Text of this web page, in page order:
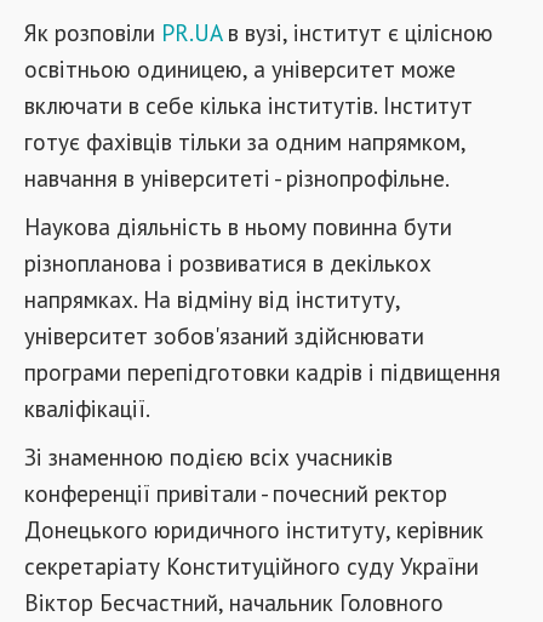
Як розповіли PR.UAв вузі, інститут є цілісною
освітньою одиницею, а університет може
включати в себе кілька інститутів. Інститут
готує фахівців тільки за одним напрямком,
навчання в університеті - різнопрофільне.
Наукова діяльність в ньому повинна бути
різнопланова і розвиватися в декількох
напрямках. На відміну від інституту,
університет зобов'язаний здійснювати
програми перепідготовки кадрів і підвищення
кваліфікації.
Зі знаменною подією всіх учасників
конференції привітали - почесний ректор
Донецького юридичного інституту, керівник
секретаріату Конституційного суду України
Віктор Бесчастний, начальник Головного